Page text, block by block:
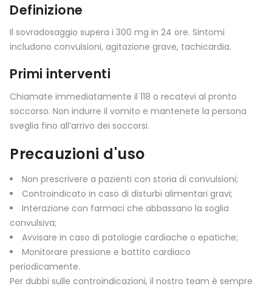
Definizione
Il sovradosaggio supera i 300 mg in 24 ore. Sintomi
includono convulsioni, agitazione grave, tachicardia.
Primi interventi
Chiamate immediatamente il 118 o recatevi al pronto
soccorso. Non indurre il vomito e mantenete la persona
sveglia fino all’arrivo dei soccorsi.
Precauzioni d'uso
Non prescrivere a pazienti con storia di convulsioni;
Controindicato in caso di disturbi alimentari gravi;
Interazione con farmaci che abbassano la soglia
convulsiva;
Avvisare in caso di patologie cardiache o epatiche;
Monitorare pressione e battito cardiaco
periodicamente.
Per dubbi sulle controindicazioni, il nostro team è sempre